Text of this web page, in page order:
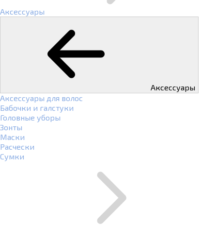
Аксессуары
Аксессуары
Аксессуары для волос
Бабочки и галстуки
Головные уборы
Зонты
Маски
Расчески
Сумки